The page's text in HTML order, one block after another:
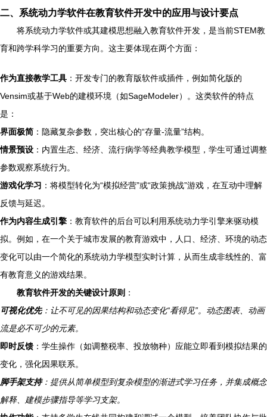
二、系统动力学软件在教育软件开发中的应用与设计要点
将系统动力学软件或其建模思想融入教育软件开发，是当前STEM教
育和跨学科学习的重要方向。这主要体现在两个方面：
作为直接教学工具 ：开发专门的教育版软件或插件，例如简化版的
Vensim或基于Web的建模环境（如SageModeler）。这类软件的特点
是：
界面极简 ：隐藏复杂参数，突出核心的“存量-流量”结构。
情景预设 ：内置生态、经济、流行病学等经典教学模型，学生可通过调整
参数观察系统行为。
游戏化学习 ：将模型转化为“模拟经营”或“政策挑战”游戏，在互动中理解
反馈与延迟。
作为内容生成引擎 ：教育软件的后台可以利用系统动力学引擎来驱动模
拟。例如，在一个关于城市发展的教育游戏中，人口、经济、环境的动态
变化可以由一个简化的系统动力学模型实时计算，从而生成非线性的、富
有教育意义的游戏结果。
教育软件开发的关键设计原则 ：
可视化优先：让不可见的因果结构和动态变化“看得见”。动态图表、动画
流是必不可少的元素。
即时反馈 ：学生操作（如调整税率、投放物种）应能立即看到模拟结果的
变化，强化因果联系。
脚手架支持：提供从简单模型到复杂模型的渐进式学习任务，并集成概念
解释、建模步骤指导等学习支架。